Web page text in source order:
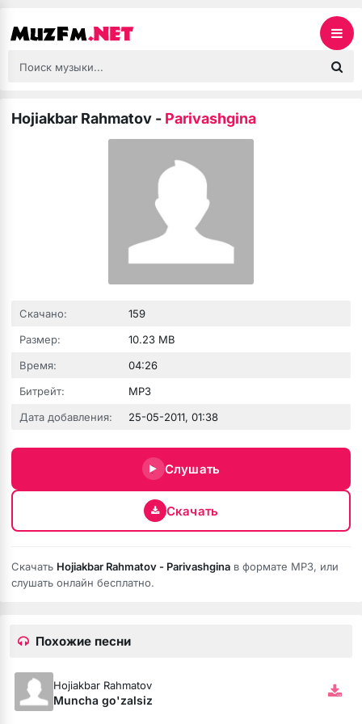
Hojiakbar Rahmatov - Parivashgina
Скачано:
159
Размер:
10.23 MB
Время:
04:26
Битрейт:
MP3
Дата добавления:
25-05-2011, 01:38
Слушать
Скачать
Скачать Hojiakbar Rahmatov - Parivashgina в формате MP3, или
слушать онлайн бесплатно.
Похожие песни
Hojiakbar Rahmatov
Muncha go'zalsiz